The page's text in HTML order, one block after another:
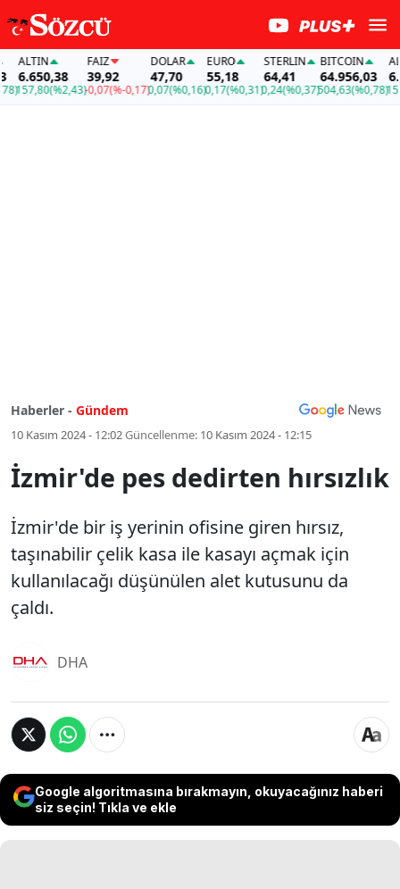
ALTIN
6.650,38
(%2,43)
FAİZ
39,92
-0,07(%-0,17)
DOLAR
47,70
0,07(%0,16)
EURO
55,18
0,17(%0,31)
STERLIN
64,41
0,24(%0,37)
BITCOIN
64.956,03
504,63(%0,78)
ALTIN
Haberler - Gündem
10 Kasım 2024 - 12:02Güncellenme: 10 Kasım 2024 - 12:15
İzmir'de pes dedirten hırsızlık
İzmir'de bir iş yerinin ofisine giren hırsız,
taşınabilir çelik kasa ile kasayı açmak için
kullanılacağı düşünülen alet kutusunu da
çaldı.
DHA
Google algoritmasına bırakmayın, okuyacağınız haberi
siz seçin! Tıkla ve ekle